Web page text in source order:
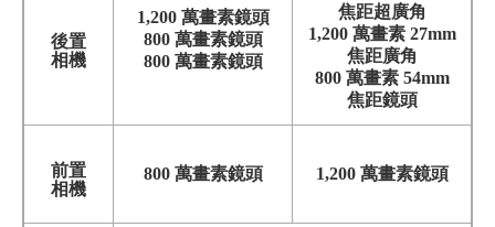
後置
相機
1,200 萬畫素鏡頭
800 萬畫素鏡頭
800 萬畫素鏡頭
焦距超廣角
1,200 萬畫素 27mm
焦距廣角
800 萬畫素 54mm
焦距鏡頭
前置
相機
800 萬畫素鏡頭 1,200 萬畫素鏡頭